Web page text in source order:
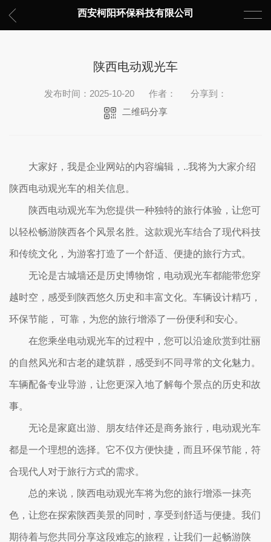
西安柯阳环保科技有限公司
陕西电动观光车
发布时间：2025-10-20 作者：
分享到：
二维码分享
大家好，我是企业网站的内容编辑，..我将为大家介绍
陕西电动观光车的相关信息。
陕西电动观光车为您提供一种独特的旅行体验，让您可
以轻松畅游陕西各个风景名胜。这款观光车结合了现代科技
和传统文化，为游客打造了一个舒适、便捷的旅行方式。
无论是古城墙还是历史博物馆，电动观光车都能带您穿
越时空，感受到陕西悠久历史和丰富文化。车辆设计精巧，
环保节能， 可靠，为您的旅行增添了一份便利和安心。
在您乘坐电动观光车的过程中，您可以沿途欣赏到壮丽
的自然风光和古老的建筑群，感受到不同寻常的文化魅力。
车辆配备专业导游，让您更深入地了解每个景点的历史和故
事。
无论是家庭出游、朋友结伴还是商务旅行，电动观光车
都是一个理想的选择。它不仅方便快捷，而且环保节能，符
合现代人对于旅行方式的需求。
总的来说，陕西电动观光车将为您的旅行增添一抹亮
色，让您在探索陕西美景的同时，享受到舒适与便捷。我们
期待着与您共同分享这段难忘的旅程，让我们一起畅游陕